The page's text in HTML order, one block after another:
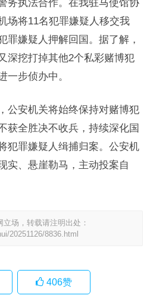
务执法合作。在我驻马使馆协
场将11名犯罪嫌疑人移交我
罪嫌疑人押解回国。据了解，
深挖打掉其他2个私彩赌博犯
一步侦办中。
公安机关将始终保持对赌博犯
获全胜决不收兵，持续深化国
犯罪嫌疑人缉捕归案。公安机
实、悬崖勒马，主动投案自
场，转载请注明出处：
20251126/8836.html
406赞